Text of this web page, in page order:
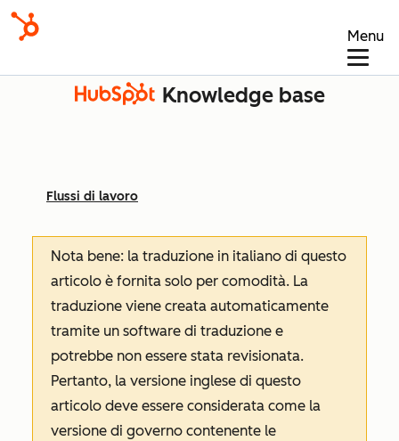
Menu
Knowledge base
Flussi di lavoro
Nota bene: la traduzione in italiano di questo
articolo è fornita solo per comodità. La
traduzione viene creata automaticamente
tramite un software di traduzione e
potrebbe non essere stata revisionata.
Pertanto, la versione inglese di questo
articolo deve essere considerata come la
versione di governo contenente le